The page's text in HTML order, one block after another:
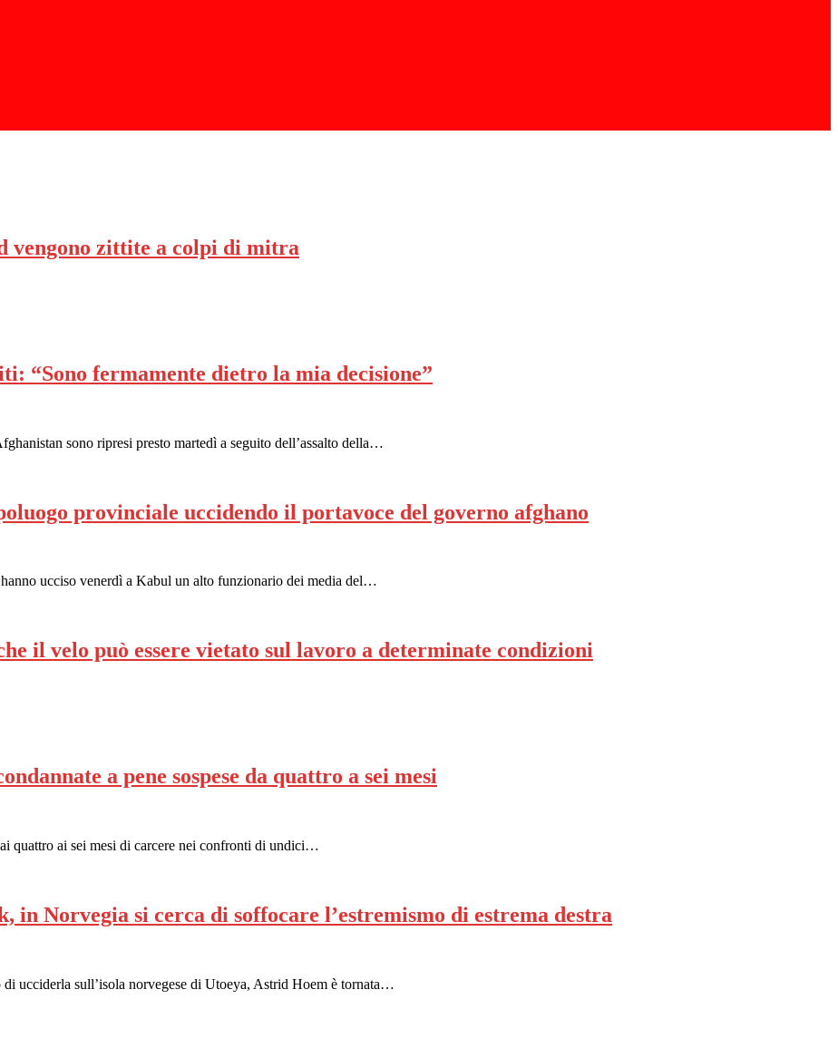
vengono zittite a colpi di mitra
“Sono fermamente dietro la mia decisione”
sono ripresi presto martedì a seguito dell’assalto della…
provinciale uccidendo il portavoce del governo afghano
ucciso venerdì a Kabul un alto funzionario dei media del…
il velo può essere vietato sul lavoro a determinate condizioni
a pene sospese da quattro a sei mesi
quattro ai sei mesi di carcere nei confronti di undici…
in Norvegia si cerca di soffocare l’estremismo di estrema destra
ucciderla sull’isola norvegese di Utoeya, Astrid Hoem è tornata…